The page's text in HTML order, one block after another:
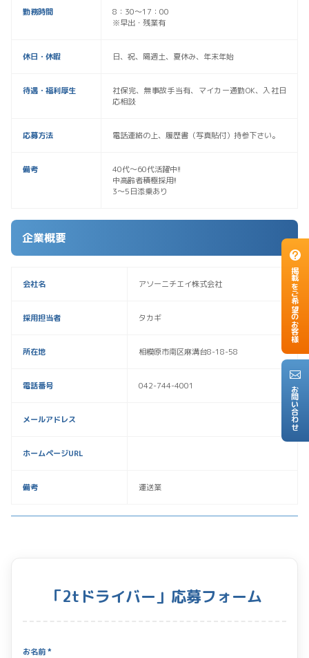
掲載をご希望のお客様
お問い合わせ
勤務時間
8：30～17：00
※早出・残業有
休日・休暇 日、祝、隔週土、夏休み、年末年始
待遇・福利厚生
社保完、無事故手当有、マイカー通勤OK、入社日
応相談
応募方法 電話連絡の上、履歴書（写真貼付）持参下さい。
備考
40代～60代活躍中!!
中高齢者積極採用!!
3～5日添乗あり
企業概要
会社名 アソーニチエイ株式会社
採用担当者 タカギ
所在地 相模原市南区麻溝台8-18-58
電話番号 042-744-4001
メールアドレス
ホームページURL
備考 運送業
「2tドライバー」応募フォーム
お名前 *